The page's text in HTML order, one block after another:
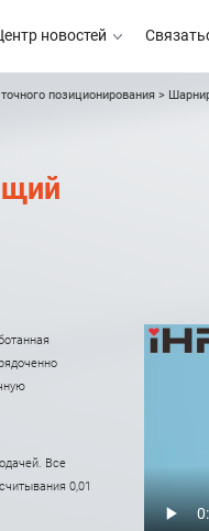
новостей
Центр новостей
позиционирования >
Все
0,01